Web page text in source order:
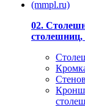
02.
столешниц,